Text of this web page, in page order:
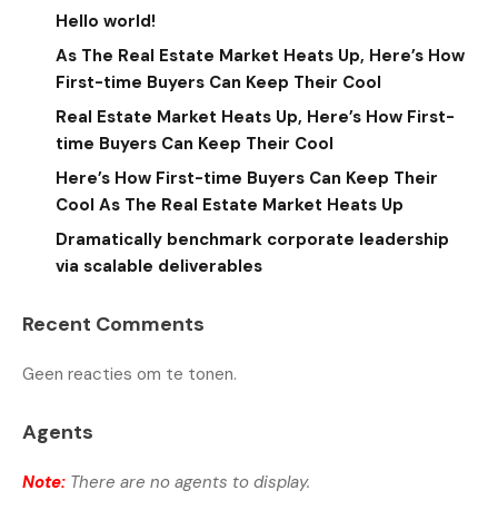
Hello world!
As The Real Estate Market Heats Up, Here’s How
First-time Buyers Can Keep Their Cool
Real Estate Market Heats Up, Here’s How First-
time Buyers Can Keep Their Cool
Here’s How First-time Buyers Can Keep Their
Cool As The Real Estate Market Heats Up
Dramatically benchmark corporate leadership
via scalable deliverables
Recent Comments
Geen reacties om te tonen.
Agents
Note: There are no agents to display.